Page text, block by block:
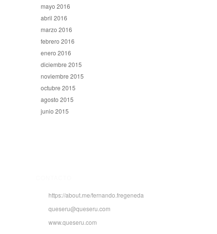
mayo 2016
abril 2016
marzo 2016
febrero 2016
enero 2016
diciembre 2015
noviembre 2015
octubre 2015
agosto 2015
junio 2015
https://about.me/fernando.fregeneda
queseru@queseru.com
www.queseru.com